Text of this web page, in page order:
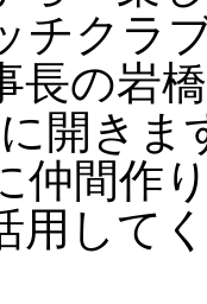
チクラ
長の岩
開きま
仲間作
用して